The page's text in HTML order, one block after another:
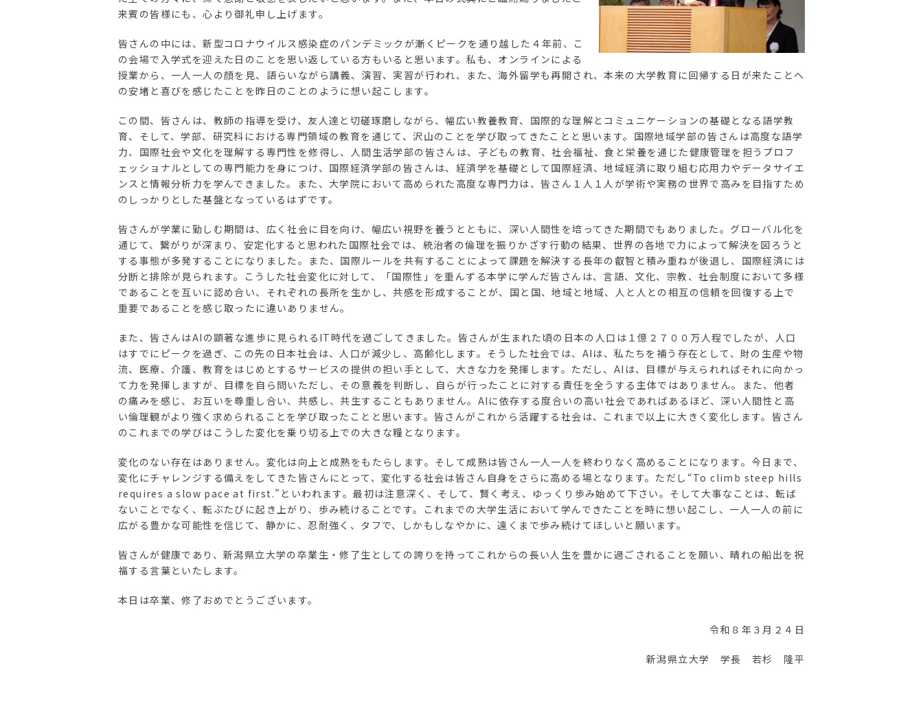
来賓の皆様にも、心より御礼申し上げます。
皆さんの中には、新型コロナウイルス感染症のパンデミックが漸くピークを通り越した４年前、こ
の会場で入学式を迎えた日のことを思い返している方もいると思います。私も、オンラインによる
授業から、一人一人の顔を見、語らいながら講義、演習、実習が行われ、また、海外留学も再開され、本来の大学教育に回帰する日が来たことへ
の安堵と喜びを感じたことを昨日のことのように想い起こします。
この間、皆さんは、教師の指導を受け、友人達と切磋琢磨しながら、幅広い教養教育、国際的な理解とコミュニケーションの基礎となる語学教
育、そして、学部、研究科における専門領域の教育を通じて、沢山のことを学び取ってきたことと思います。国際地域学部の皆さんは高度な語学
力、国際社会や文化を理解する専門性を修得し、人間生活学部の皆さんは、子どもの教育、社会福祉、食と栄養を通じた健康管理を担うプロフ
ェッショナルとしての専門能力を身につけ、国際経済学部の皆さんは、経済学を基礎として国際経済、地域経済に取り組む応用力やデータサイエ
ンスと情報分析力を学んできました。また、大学院において高められた高度な専門力は、皆さん１人１人が学術や実務の世界で高みを目指すため
のしっかりとした基盤となっているはずです。
皆さんが学業に勤しむ期間は、広く社会に目を向け、幅広い視野を養うとともに、深い人間性を培ってきた期間でもありました。グローバル化を
通じて、繋がりが深まり、安定化すると思われた国際社会では、統治者の倫理を振りかざす行動の結果、世界の各地で力によって解決を図ろうと
する事態が多発することになりました。また、国際ルールを共有することによって課題を解決する長年の叡智と積み重ねが後退し、国際経済には
分断と排除が見られます。こうした社会変化に対して、「国際性」を重んずる本学に学んだ皆さんは、言語、文化、宗教、社会制度において多様
であることを互いに認め合い、それぞれの長所を生かし、共感を形成することが、国と国、地域と地域、人と人との相互の信頼を回復する上で
重要であることを感じ取ったに違いありません。
また、皆さんはAIの顕著な進歩に見られるIT時代を過ごしてきました。皆さんが生まれた頃の日本の人口は１億２７００万人程でしたが、人口
はすでにピークを過ぎ、この先の日本社会は、人口が減少し、高齢化します。そうした社会では、AIは、私たちを補う存在として、財の生産や物
流、医療、介護、教育をはじめとするサービスの提供の担い手として、大きな力を発揮します。ただし、AIは、目標が与えられればそれに向かっ
て力を発揮しますが、目標を自ら問いただし、その意義を判断し、自らが行ったことに対する責任を全うする主体ではありません。また、他者
の痛みを感じ、お互いを尊重し合い、共感し、共生することもありません。AIに依存する度合いの高い社会であればあるほど、深い人間性と高
い倫理観がより強く求められることを学び取ったことと思います。皆さんがこれから活躍する社会は、これまで以上に大きく変化します。皆さん
のこれまでの学びはこうした変化を乗り切る上での大きな糧となります。
変化のない存在はありません。変化は向上と成熟をもたらします。そして成熟は皆さん一人一人を終わりなく高めることになります。今日まで、
変化にチャレンジする備えをしてきた皆さんにとって、変化する社会は皆さん自身をさらに高める場となります。ただし“To climb steep hills
requires a slow pace at first.”といわれます。最初は注意深く、そして、賢く考え、ゆっくり歩み始めて下さい。そして大事なことは、転ば
ないことでなく、転ぶたびに起き上がり、歩み続けることです。これまでの大学生活において学んできたことを時に想い起こし、一人一人の前に
広がる豊かな可能性を信じて、静かに、忍耐強く、タフで、しかもしなやかに、遠くまで歩み続けてほしいと願います。
皆さんが健康であり、新潟県立大学の卒業生・修了生としての誇りを持ってこれからの長い人生を豊かに過ごされることを願い、晴れの船出を祝
福する言葉といたします。
本日は卒業、修了おめでとうございます。
令和８年３月２４日
新潟県立大学 学長 若杉 隆平